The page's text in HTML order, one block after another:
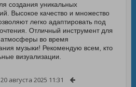
создания уникальных
Высокое качество и множество
легко адаптировать под
Отличный инструмент для
во время
музыки! Рекомендую всем, кто
визуализации.
20 августа 2025 11:31